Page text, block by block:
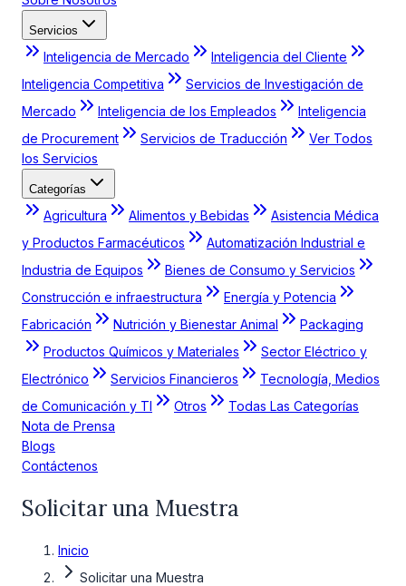
Servicios
Inteligencia de Mercado
Inteligencia del Cliente
Inteligencia Competitiva
Servicios de Investigación de
Mercado
Inteligencia de los Empleados
Inteligencia
de Procurement
Servicios de Traducción
Ver Todos
los Servicios
Categorías
Agricultura Alimentos y Bebidas
Asistencia Médica
y Productos Farmacéuticos
Automatización Industrial e
Industria de Equipos
Bienes de Consumo y Servicios
Construcción e infraestructura
Energía y Potencia
Fabricación
Nutrición y Bienestar Animal
Packaging
Productos Químicos y Materiales
Sector Eléctrico y
Electrónico
Servicios Financieros
Tecnología, Medios
de Comunicación y TI
Otros
Todas Las Categorías
Nota de Prensa
Blogs
Contáctenos
Solicitar una Muestra
Inicio
Solicitar una Muestra